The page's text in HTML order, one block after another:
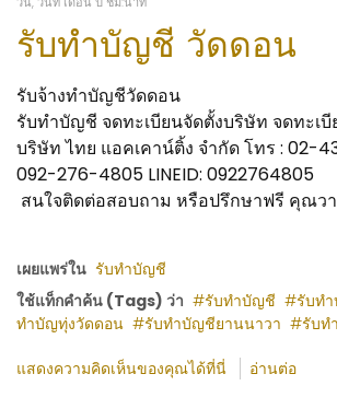
รับทำบัญชี วัดดอน
รับจ้างทำบัญชีวัดดอน
รับทำบัญชี จดทะเบียนจัดตั้งบริษัท จดทะเ
บริษัท ไทย แอคเคาน์ติ้ง จำกัด โทร : 02-
092-276-4805 LINEID: 0922764805
สนใจติดต่อสอบถาม หรือปรึกษาฟรี คุณว
เผยแพร่ใน รับทำบัญชี
ใช้แท็กคำค้น (Tags) ว่า
รับทำบัญชี รับท
ทำบัญทุ่งวัดดอน
รับทำบัญชียานนาวา รับท
แสดงความคิดเห็นของคุณได้ที่นี่ อ่านต่อ